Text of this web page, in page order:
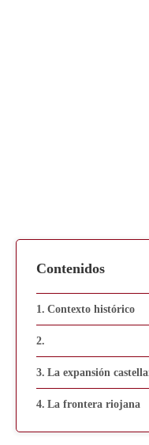
Contenidos
Contexto histórico
La expansión
La frontera riojana